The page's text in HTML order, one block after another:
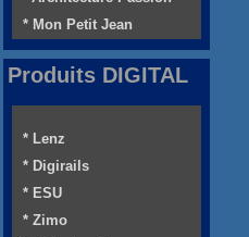
* Mon Petit Jean
Produits DIGITAL
* Lenz
* Digirails
* ESU
* Zimo